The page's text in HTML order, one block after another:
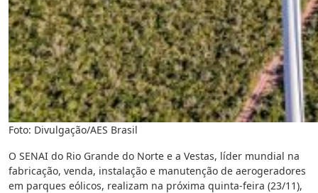
Foto: Divulgação/AES Brasil
O SENAI do Rio Grande do Norte e a Vestas, líder mundial na
fabricação, venda, instalação e manutenção de aerogeradores
em parques eólicos, realizam na próxima quinta-feira (23/11),